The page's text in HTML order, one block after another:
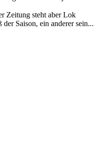
Zeitung steht aber Lok
Saison, ein anderer sein...